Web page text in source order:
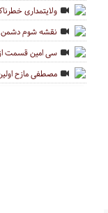
ولایتمداری
نقشه شوم دشمن
سی امین قسمت
مصطفی مازح